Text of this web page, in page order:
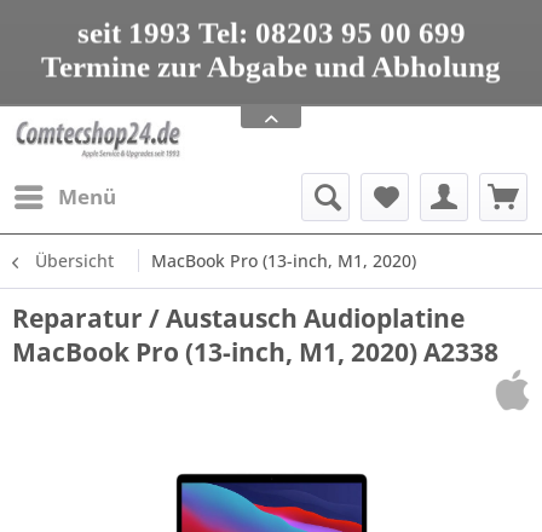
seit 1993 Tel: 08203 95 00 699
Termine zur Abgabe und Abholung
nur nach Vereinbarung
Apple Service, Upgrades und Zubehör
seit 1993 Tel: 08203 95 00 699
Menü
Übersicht MacBook Pro (13-inch, M1, 2020)
Reparatur / Austausch Audioplatine
MacBook Pro (13-inch, M1, 2020) A2338